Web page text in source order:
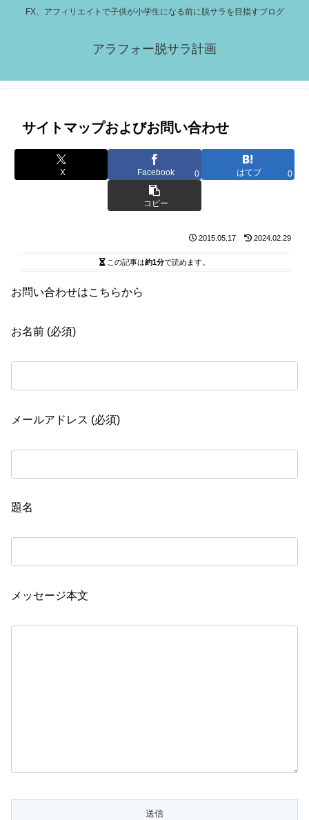
FX、アフィリエイトで子供が小学生になる前に脱サラを目指すブログ
アラフォー脱サラ計画
サイトマップおよびお問い合わせ
X Facebook 0 はてブ 0
コピー
2015.05.17 2024.02.29
この記事は約1分で読めます。
お問い合わせはこちらから
お名前 (必須)
メールアドレス (必須)
題名
メッセージ本文